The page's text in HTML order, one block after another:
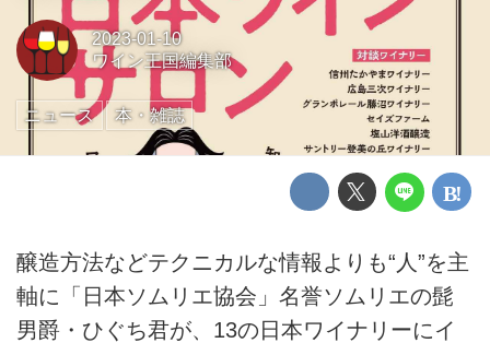
2023-01-10
ワイン王国編集部
ニュース 本・雑誌
醸造方法などテクニカルな情報よりも“人”を主
軸に「日本ソムリエ協会」名誉ソムリエの髭
男爵・ひぐち君が、13の日本ワイナリーにイ